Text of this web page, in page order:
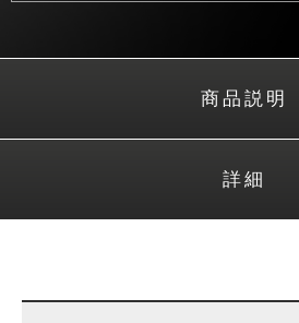
商品説明
詳細